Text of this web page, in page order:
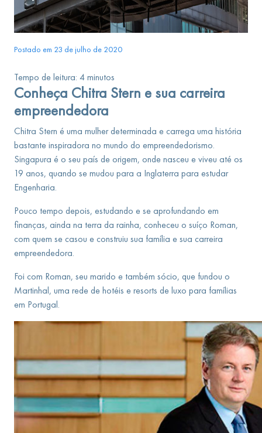
Postado em 23 de julho de 2020
Tempo de leitura: 4 minutos
Conheça Chitra Stern e sua carreira
empreendedora
Chitra Stern é uma mulher determinada e carrega uma história
bastante inspiradora no mundo do empreendedorismo.
Singapura é o seu país de origem, onde nasceu e viveu até os
19 anos, quando se mudou para a Inglaterra para estudar
Engenharia.
Pouco tempo depois, estudando e se aprofundando em
finanças, ainda na terra da rainha, conheceu o suíço Roman,
com quem se casou e construiu sua família e sua carreira
empreendedora.
Foi com Roman, seu marido e também sócio, que fundou o
Martinhal, uma rede de hotéis e resorts de luxo para famílias
em Portugal.